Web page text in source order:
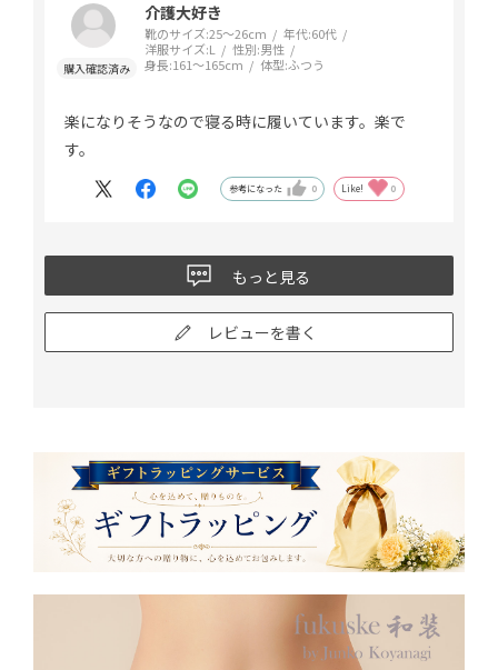
介護大好き
靴のサイズ:25～26cm 年代:60代
洋服サイズ:L 性別:男性
身長:161～165cm 体型:ふつう
楽になりそうなので寝る時に履いています。楽で
す。
参考になった 0 Like! 0
もっと見る
レビューを書く